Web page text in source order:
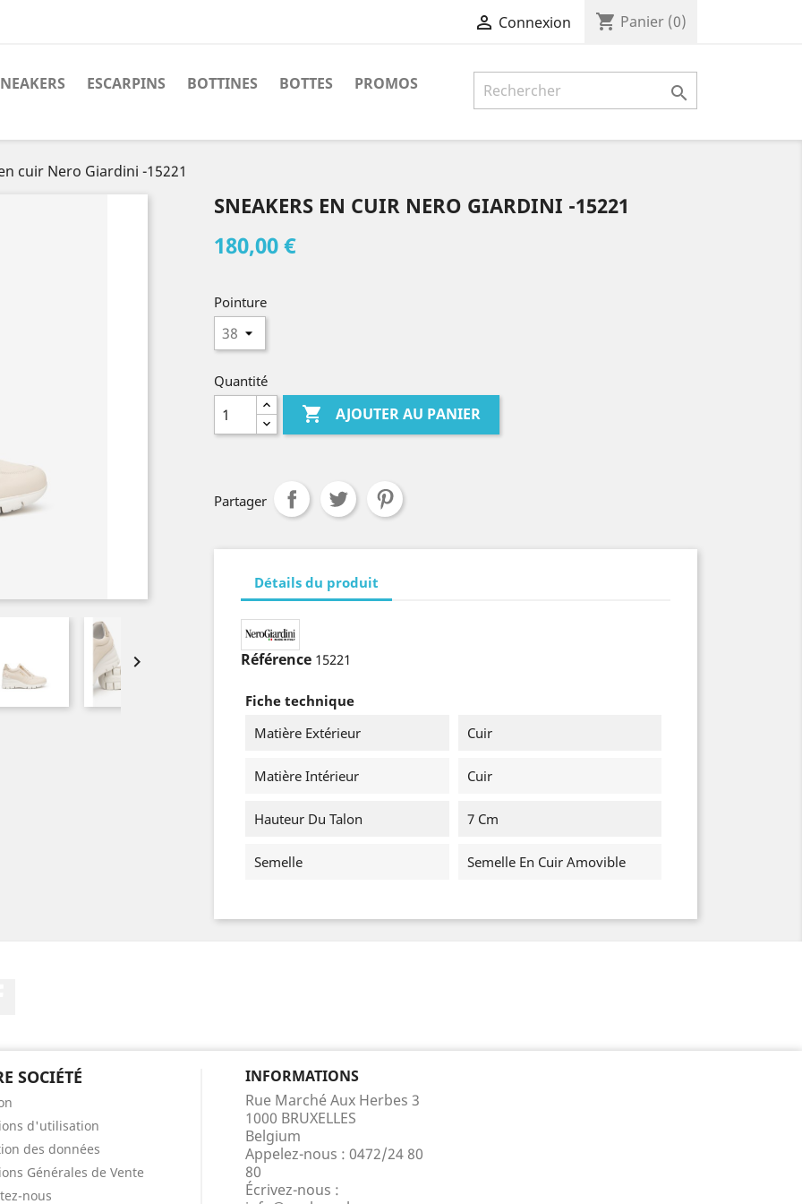
 Connexion shopping_cart Panier (0)
ESCARPINS BOTTINES BOTTES PROMOS 
cuir Nero Giardini -15221

SNEAKERS EN CUIR NERO GIARDINI -15221
180,00 €
Pointure
Quantité
 AJOUTER AU PANIER
Partager
Détails du produit
Référence 15221
Fiche technique
Matière Extérieur
Cuir
Matière Intérieur Cuir
Hauteur Du Talon 7 Cm
Semelle Semelle En Cuir Amovible
SOCIÉTÉ
d'utilisation
des données
Générales de Vente
nous
INFORMATIONS
Rue Marché Aux Herbes 3
1000 BRUXELLES
Belgium
Appelez-nous : 0472/24 80
80
Écrivez-nous :